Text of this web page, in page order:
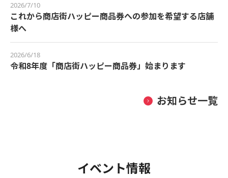
2026/7/10
これから商店街ハッピー商品券への参加を希望する店舗
様へ
2026/6/18
令和8年度「商店街ハッピー商品券」始まります
お知らせ一覧
イベント情報